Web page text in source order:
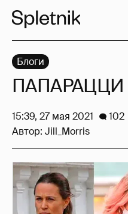
Блоги
ПАПАРАЦЦИ
15:39, 27 мая 2021
102
Автор: Jill_Morris